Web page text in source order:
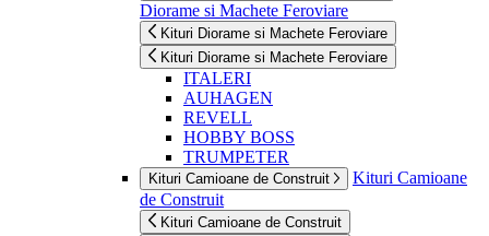
Diorame si Machete Feroviare
Kituri Diorame si Machete Feroviare
Kituri Diorame si Machete Feroviare
ITALERI
AUHAGEN
REVELL
HOBBY BOSS
TRUMPETER
Kituri Camioane de Construit
Kituri Camioane
de Construit
Kituri Camioane de Construit